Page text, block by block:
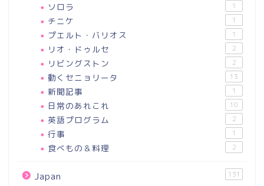
ソロラ 1
チニケ 1
プエルト・バリオス 1
リオ・ドゥルセ 2
リビングストン 2
動くセニョリータ 13
新聞記事 1
日常のあれこれ 10
英語プログラム 2
行事 1
食べもの＆料理 2
Japan 131